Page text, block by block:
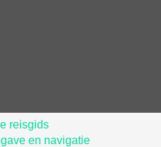
reisgids
en navigatie